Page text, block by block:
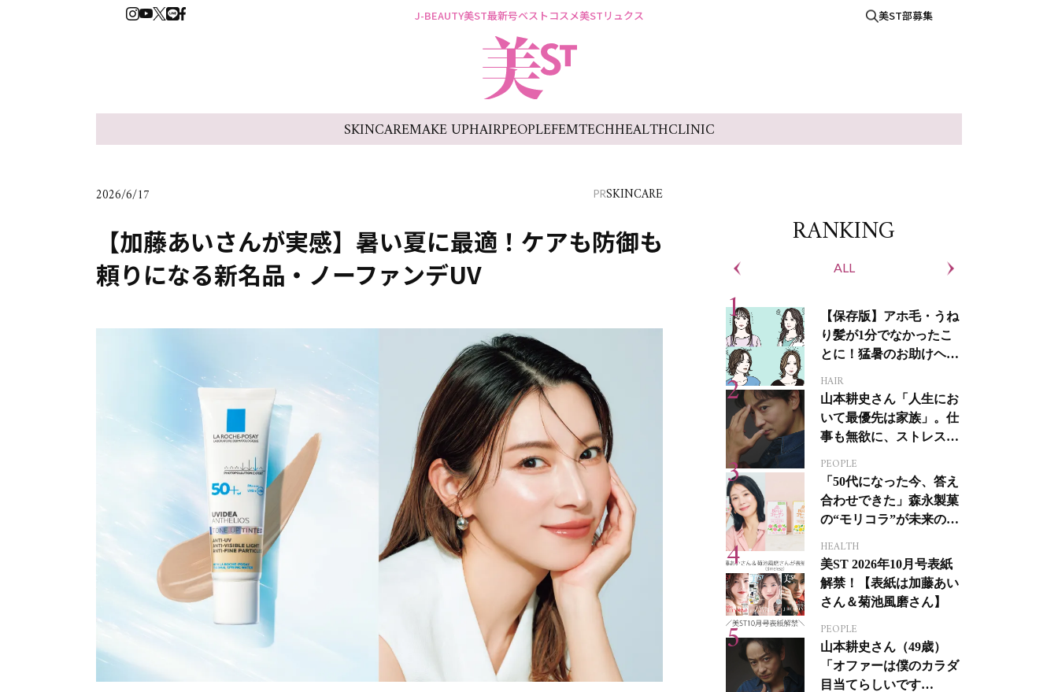
J-BEAUTY美ST最新号ベストコスメ美STリュクス 美ST部募集
SKINCAREMAKE UPHAIRPEOPLEFEMTECHHEALTHCLINIC
2026/6/17 PRSKINCARE
【加藤あいさんが実感】暑い夏に最適！ケアも防御も
頼りになる新名品・ノーファンデUV
RANKING
ALL
【保存版】アホ毛・うね
り髪が1分でなかったこ
とに！猛暑のお助けヘア
HAIR
山本耕史さん「人生にお
いて最優先は家族」。仕
事も無欲に、ストレスを
PEOPLE
「50代になった今、答え
合わせできた」森永製菓
の“モリコラ”が未来のキ
HEALTH
美ST 2026年10月号表紙
解禁！【表紙は加藤あい
さん＆菊池風磨さん】
PEOPLE
山本耕史さん（49歳）
「オファーは僕のカラダ
目当てらしいです